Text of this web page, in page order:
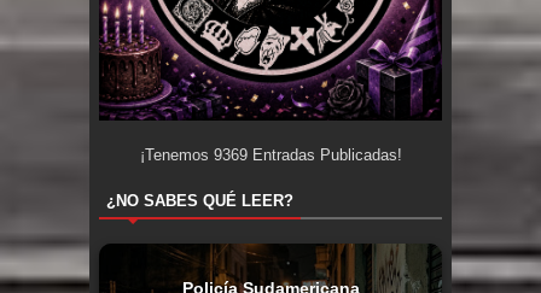
¡Tenemos 9369Entradas Publicadas!
¿NO SABES QUÉ LEER?
Policía Sudamericana